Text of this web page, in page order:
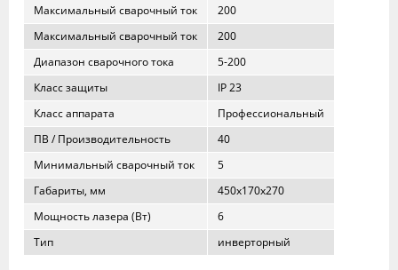
Максимальный сварочный ток
200
Максимальный сварочный ток
200
Диапазон сварочного тока
5-200
Класс защиты
IP 23
Класс аппарата
Профессиональный
ПВ / Производительность
40
Минимальный сварочный ток
5
Габариты, мм
450х170х270
Мощность лазера (Вт)
6
Тип
инверторный